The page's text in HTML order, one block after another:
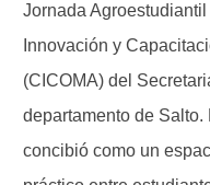
Jornada
Innovación y
(CICOMA) del
departamento de
concibió como un